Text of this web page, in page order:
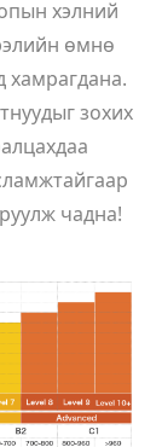
хэлний
өмнө
хамрагдана.
зохих
чадна!